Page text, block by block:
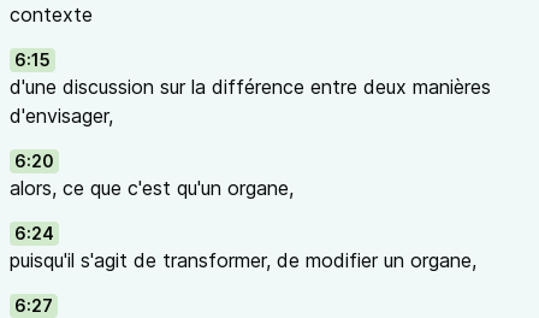
contexte
6:15
d'une discussion sur la différence entre deux manières
d'envisager,
6:20
alors, ce que c'est qu'un organe,
6:24
puisqu'il s'agit de transformer, de modifier un organe,
6:27